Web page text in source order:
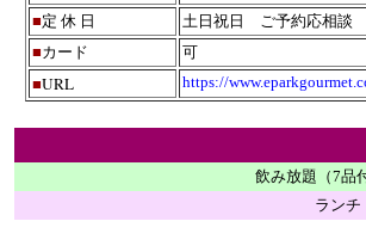
■定 休 日 土日祝日
ご予約応相談
■カード
可
■URL https://
飲み放題（7品
ラン